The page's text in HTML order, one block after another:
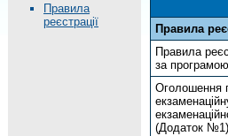
Правила
реєстрації
Правила
Правила
за
Оголошення
(Додаток №1)